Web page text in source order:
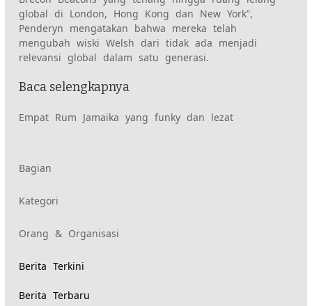
global di London, Hong Kong dan New York”,
Penderyn mengatakan bahwa mereka telah
mengubah wiski Welsh dari tidak ada menjadi
relevansi global dalam satu generasi.
Baca selengkapnya
Empat Rum Jamaika yang funky dan lezat
Konten
yang
diberi
tag
Bagian
Kategori
Orang & Organisasi
Berita Terkini
Berita Terbaru